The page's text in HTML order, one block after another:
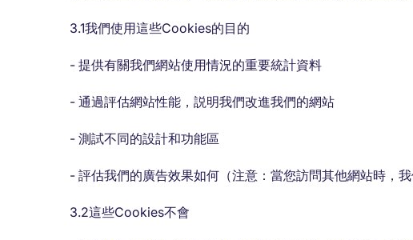
3.1我們使用這些Cookies的目的
- 提供有關我們網站使用情況的重要統計資料
- 通過評估網站性能，説明我們改進我們的網站
- 測試不同的設計和功能區
- 評估我們的廣告效果如何（注意：當您訪問其他網站時，
3.2這些Cookies不會